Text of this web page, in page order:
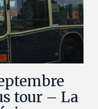
tour – La